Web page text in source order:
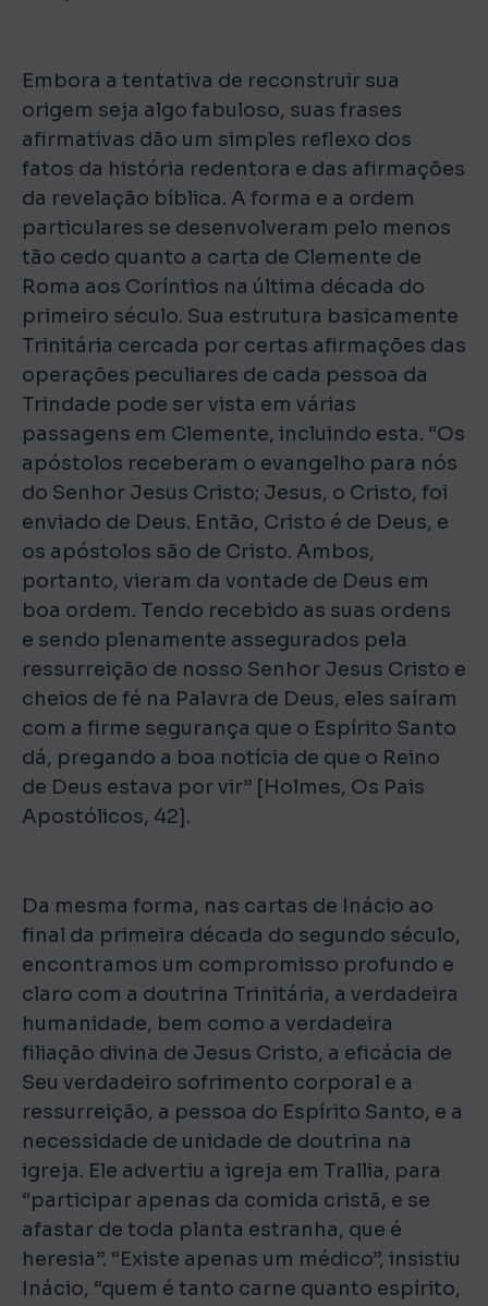
Embora a tentativa de reconstruir sua
origem seja algo fabuloso, suas frases
afirmativas dão um simples reflexo dos
fatos da história redentora e das afirmações
da revelação bíblica. A forma e a ordem
particulares se desenvolveram pelo menos
tão cedo quanto a carta de Clemente de
Roma aos Coríntios na última década do
primeiro século. Sua estrutura basicamente
Trinitária cercada por certas afirmações das
operações peculiares de cada pessoa da
Trindade pode ser vista em várias
passagens em Clemente, incluindo esta. “Os
apóstolos receberam o evangelho para nós
do Senhor Jesus Cristo; Jesus, o Cristo, foi
enviado de Deus. Então, Cristo é de Deus, e
os apóstolos são de Cristo. Ambos,
portanto, vieram da vontade de Deus em
boa ordem. Tendo recebido as suas ordens
e sendo plenamente assegurados pela
ressurreição de nosso Senhor Jesus Cristo e
cheios de fé na Palavra de Deus, eles saíram
com a firme segurança que o Espírito Santo
dá, pregando a boa notícia de que o Reino
de Deus estava por vir” [Holmes, Os Pais
Apostólicos, 42].
Da mesma forma, nas cartas de Inácio ao
final da primeira década do segundo século,
encontramos um compromisso profundo e
claro com a doutrina Trinitária, a verdadeira
humanidade, bem como a verdadeira
filiação divina de Jesus Cristo, a eficácia de
Seu verdadeiro sofrimento corporal e a
ressurreição, a pessoa do Espírito Santo, e a
necessidade de unidade de doutrina na
igreja. Ele advertiu a igreja em Trallia, para
“participar apenas da comida cristã, e se
afastar de toda planta estranha, que é
heresia”. “Existe apenas um médico”, insistiu
Inácio, “quem é tanto carne quanto espírito,